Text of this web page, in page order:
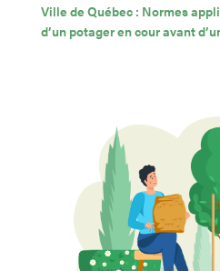
Ville de Québec : Normes
d’un potager en cour avant